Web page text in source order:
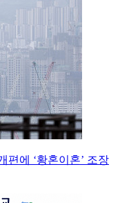
편에 ‘황혼이혼’ 조장